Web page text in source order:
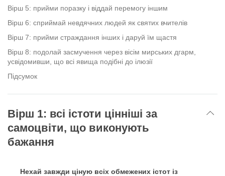
Вірш 5: прийми поразку і віддай перемогу іншим
Вірш 6: сприймай невдячних людей як святих вчителів
Вірш 7: прийми страждання інших і даруй їм щастя
Вірш 8: подолай засмучення через вісім мирських дгарм,
усвідомивши, що всі явища подібні до ілюзії
Підсумок
Вірш 1: всі істоти цінніші за
самоцвіти, що виконують
бажання
Нехай завжди ціную всіх обмежених істот із